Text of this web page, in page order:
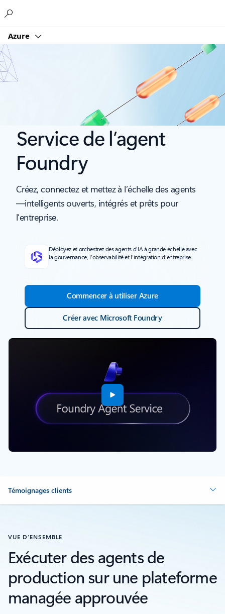
Azure
Service de l’agent
Foundry
Créez, connectez et mettez à l’échelle des agents
—intelligents ouverts, intégrés et prêts pour
l’entreprise.
Déployez et orchestrez des agents d’IA à grande échelle avec
la gouvernance, l’observabilité et l’intégration d’entreprise.
Commencer à utiliser Azure
Créer avec Microsoft Foundry
Témoignages clients
VUE D’ENSEMBLE
Exécuter des agents de
production sur une plateforme
managée approuvée